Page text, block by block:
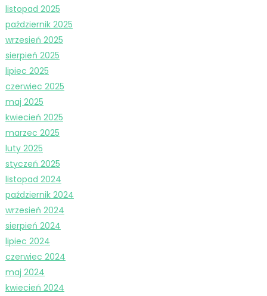
listopad 2025
październik 2025
wrzesień 2025
sierpień 2025
lipiec 2025
czerwiec 2025
maj 2025
kwiecień 2025
marzec 2025
luty 2025
styczeń 2025
listopad 2024
październik 2024
wrzesień 2024
sierpień 2024
lipiec 2024
czerwiec 2024
maj 2024
kwiecień 2024